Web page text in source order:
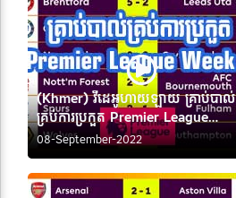
(Khmer) វីដេអូហាយឡាយ គ្រាប់បាល់
គ្រប់ការប្រកួត Premier League
Week 6
08-September-2022